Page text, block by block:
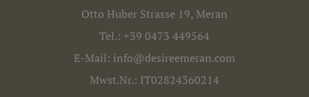
Otto Huber Strasse 19, Meran
Tel.: +39 0473 449564
E-Mail: info@desireemeran.com
Mwst.Nr.: IT02824360214